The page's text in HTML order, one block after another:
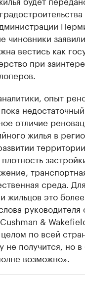
чиновники
вестись как
при
опыт
недостаточный.
отличие
жилья в
среда. Для
жильцов это
руководителя
&
по всей
не получится, но
возможно».​